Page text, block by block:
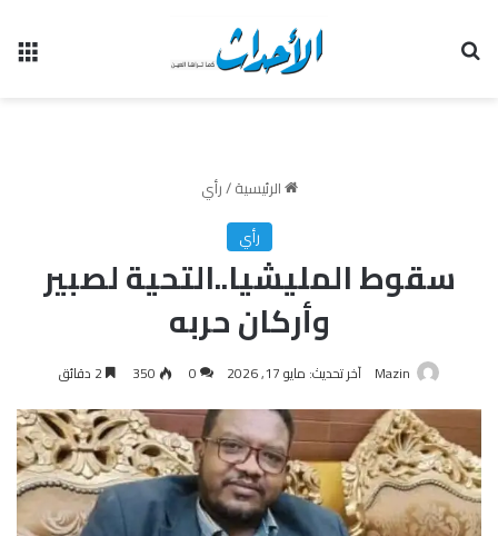
الرئيسية/رأي
رأي
سقوط المليشيا..التحية لصبير
وأركان حربه
Mazin آخر تحديث: مايو 17, 2026 0
350